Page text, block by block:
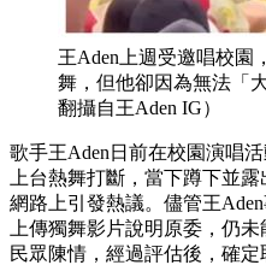
王Aden上週受邀唱校園
舞，但他卻因為無法「
翻攝自王Aden IG）
歌手王Aden日前在校園演唱
上台熱舞打斷，當下蹲下並
網路上引發熱議。儘管王
上傳獨舞影片說明原委，仍
民眾陳情，經過評估後，確